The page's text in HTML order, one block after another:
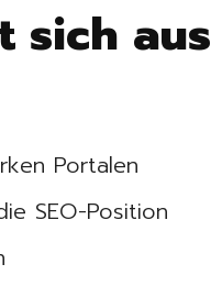
sich aus
Portalen
SEO-Position